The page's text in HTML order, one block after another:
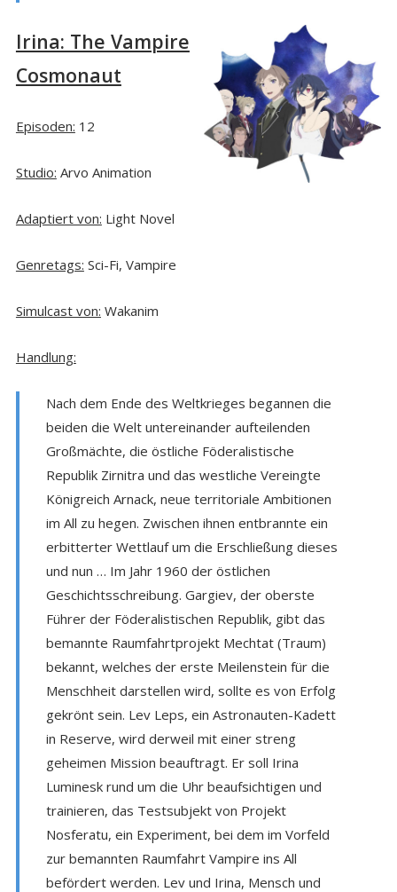
Irina: The Vampire
Cosmonaut
Episoden: 12
Studio: Arvo Animation
Adaptiert von: Light Novel
Genretags: Sci-Fi, Vampire
Simulcast von: Wakanim
Handlung:
Nach dem Ende des Weltkrieges begannen die
beiden die Welt untereinander aufteilenden
Großmächte, die östliche Föderalistische
Republik Zirnitra und das westliche Vereingte
Königreich Arnack, neue territoriale Ambitionen
im All zu hegen. Zwischen ihnen entbrannte ein
erbitterter Wettlauf um die Erschließung dieses
und nun … Im Jahr 1960 der östlichen
Geschichtsschreibung. Gargiev, der oberste
Führer der Föderalistischen Republik, gibt das
bemannte Raumfahrtprojekt Mechtat (Traum)
bekannt, welches der erste Meilenstein für die
Menschheit darstellen wird, sollte es von Erfolg
gekrönt sein. Lev Leps, ein Astronauten-Kadett
in Reserve, wird derweil mit einer streng
geheimen Mission beauftragt. Er soll Irina
Luminesk rund um die Uhr beaufsichtigen und
trainieren, das Testsubjekt von Projekt
Nosferatu, ein Experiment, bei dem im Vorfeld
zur bemannten Raumfahrt Vampire ins All
befördert werden. Lev und Irina, Mensch und